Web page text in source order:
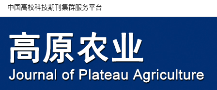
中国高校科技期刊集群服务平台